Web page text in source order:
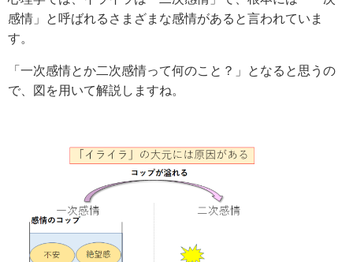
感情」と呼ばれるさまざまな感情があると言われていま
す。
「一次感情とか二次感情って何のこと？」となると思うの
で、図を用いて解説しますね。